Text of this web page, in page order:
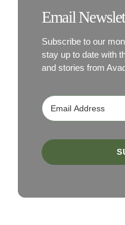
Email
Subscribe to our
stay up to date with
and stories from